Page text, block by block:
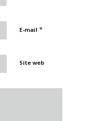
E-mail *
Site web